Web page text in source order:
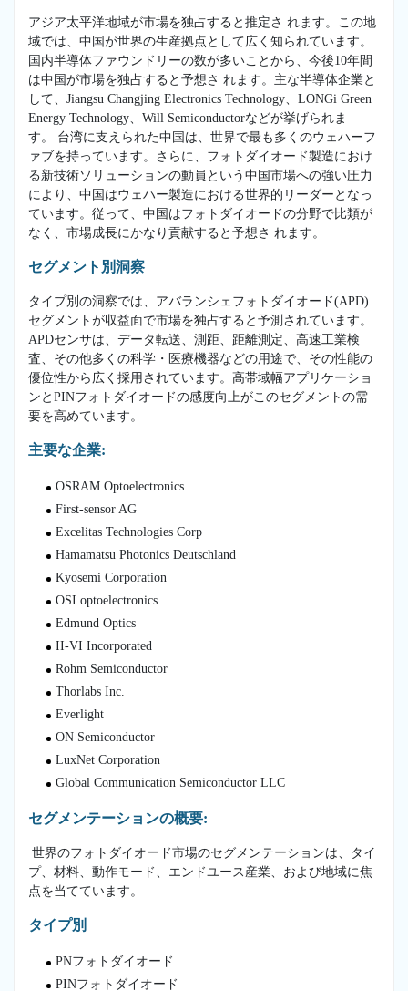
アジア太平洋地域が市場を独占すると推定さ れます。この地
域では、中国が世界の生産拠点として広く知られています。
国内半導体ファウンドリーの数が多いことから、今後10年間
は中国が市場を独占すると予想さ れます。主な半導体企業と
して、Jiangsu Changjing Electronics Technology、LONGi Green
Energy Technology、Will Semiconductorなどが挙げられま
す。 台湾に支えられた中国は、世界で最も多くのウェハーフ
ァブを持っています。さらに、フォトダイオード製造におけ
る新技術ソリューションの動員という中国市場への強い圧力
により、中国はウェハー製造における世界的リーダーとなっ
ています。従って、中国はフォトダイオードの分野で比類が
なく、市場成長にかなり貢献すると予想さ れます。
セグメント別洞察
タイプ別の洞察では、アバランシェフォトダイオード(APD)
セグメントが収益面で市場を独占すると予測されています。
APDセンサは、データ転送、測距、距離測定、高速工業検
査、その他多くの科学・医療機器などの用途で、その性能の
優位性から広く採用されています。高帯域幅アプリケーショ
ンとPINフォトダイオードの感度向上がこのセグメントの需
要を高めています。
主要な企業:
OSRAM Optoelectronics
First-sensor AG
Excelitas Technologies Corp
Hamamatsu Photonics Deutschland
Kyosemi Corporation
OSI optoelectronics
Edmund Optics
II-VI Incorporated
Rohm Semiconductor
Thorlabs Inc.
Everlight
ON Semiconductor
LuxNet Corporation
Global Communication Semiconductor LLC
セグメンテーションの概要:
世界のフォトダイオード市場のセグメンテーションは、タイ
プ、材料、動作モード、エンドユース産業、および地域に焦
点を当てています。
タイプ別
PNフォトダイオード
PINフォトダイオード